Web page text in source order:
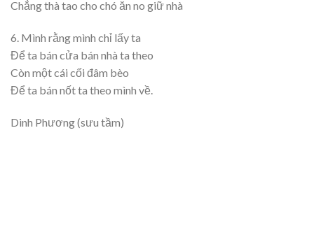
Chẳng thà tao cho chó ăn no giữ nhà
6. Mình rằng mình chỉ lấy ta
Để ta bán cửa bán nhà ta theo
Còn một cái cối đâm bèo
Để ta bán nốt ta theo mình về.
Dinh Phương (sưu tầm)